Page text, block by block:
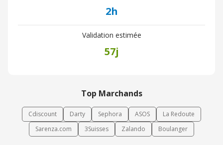
2h
Validation estimée
57j
Top Marchands
Cdiscount Darty Sephora ASOS
La Redoute
Sarenza.com
3Suisses Zalando Boulanger